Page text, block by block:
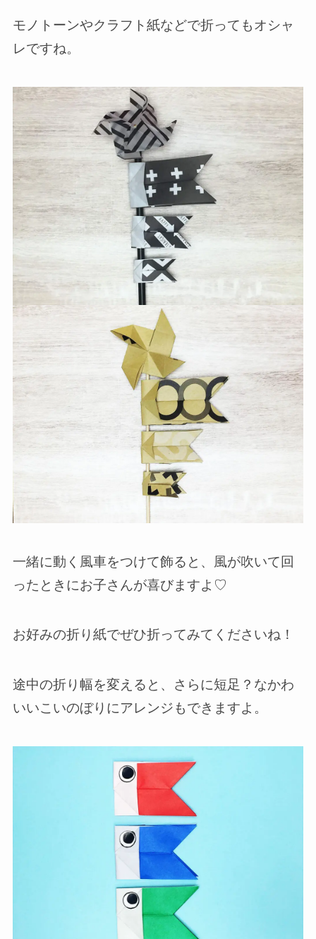
モノトーンやクラフト紙などで折ってもオシャ
レですね。
一緒に動く風車をつけて飾ると、風が吹いて回
ったときにお子さんが喜びますよ♡
お好みの折り紙でぜひ折ってみてくださいね！
途中の折り幅を変えると、さらに短足？なかわ
いいこいのぼりにアレンジもできますよ。